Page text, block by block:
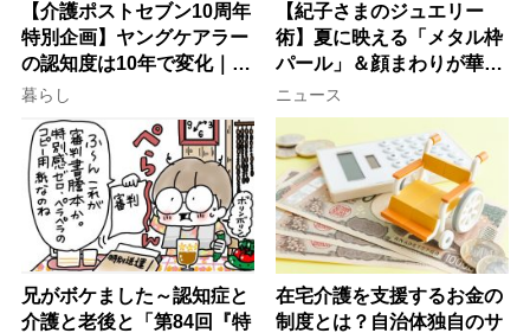
【介護ポストセブン10周年
特別企画】ヤングケアラー
の認知度は10年で変化｜流
行語大賞にノミネート、法
律にも明記されたが果たし
て現在は？
暮らし
【紀子さまのジュエリー
術】夏に映える「メタル枠
パール」＆顔まわりが華や
ぐ「揺れる一粒」の使い分
け方
ニュース
兄がボケました～認知症と
介護と老後と「第84回『特
在宅介護を支援するお金の
制度とは？自治体独自のサ